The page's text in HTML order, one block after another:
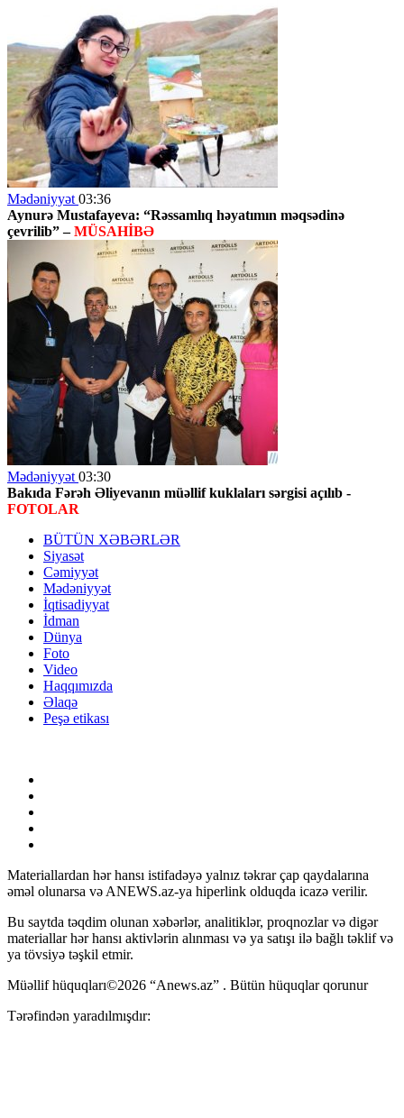
Mədəniyyət 03:36
Aynurə Mustafayeva: “Rəssamlıq həyatımın məqsədinə
çevrilib” –MÜSAHİBƏ
Mədəniyyət 03:30
Bakıda Fərəh Əliyevanın müəllif kuklaları sərgisi açılıb -
FOTOLAR
BÜTÜN XƏBƏRLƏR
Siyasət
Cəmiyyət
Mədəniyyət
İqtisadiyyat
İdman
Dünya
Foto
Video
Haqqımızda
Əlaqə
Peşə etikası
Materiallardan hər hansı istifadəyə yalnız təkrar çap qaydalarına
əməl olunarsa və ANEWS.az-ya hiperlink olduqda icazə verilir.
Bu saytda təqdim olunan xəbərlər, analitiklər, proqnozlar və digər
materiallar hər hansı aktivlərin alınması və ya satışı ilə bağlı təklif və
ya tövsiyə təşkil etmir.
Müəllif hüquqları©2026 “Anews.az” . Bütün hüquqlar qorunur
Tərəfindən yaradılmışdır: